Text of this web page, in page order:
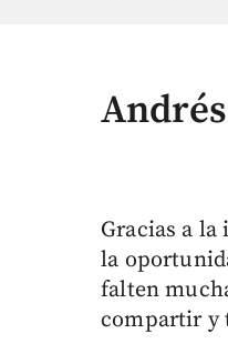
Gracias a
la
falten
compartir y